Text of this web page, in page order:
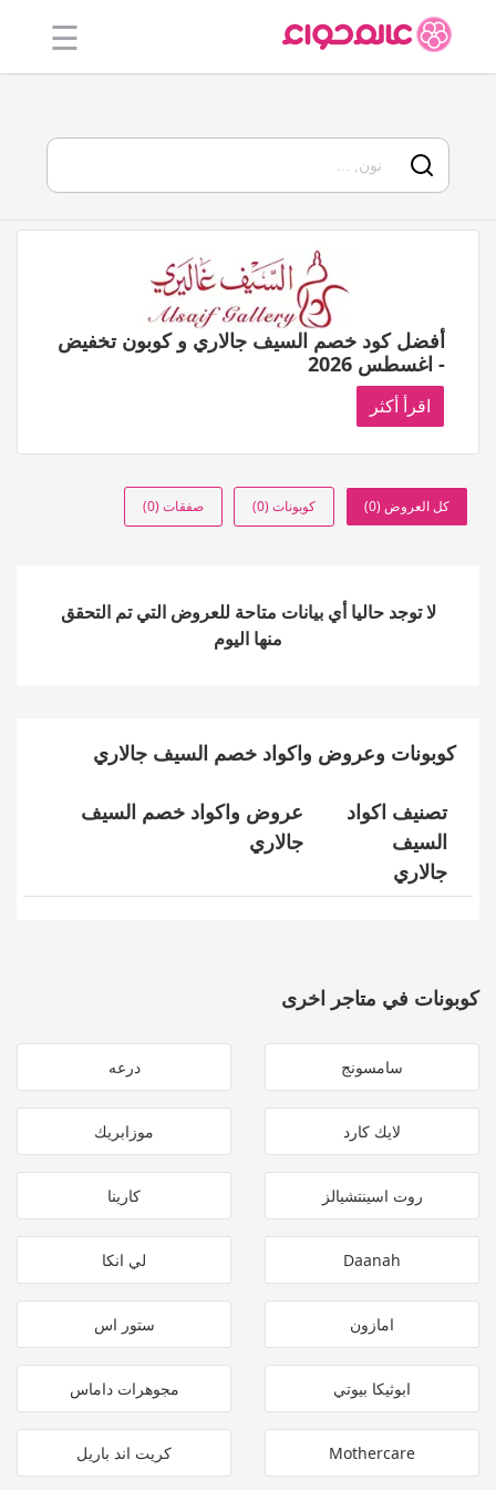
أفضل 20
جميع
المدونة
☰
أفضل كود خصم السيف جالاري و كوبون تخفيض
- اغسطس 2026
اقرأ أكثر
كل العروض (0) كوبونات (0) صفقات (0)
لا توجد حاليا أي بيانات متاحة للعروض التي تم التحقق
منها اليوم
كوبونات وعروض واكواد خصم السيف جالاري
تصنيف اكواد
السيف
جالاري
عروض واكواد خصم السيف
جالاري
كوبونات في متاجر اخرى
سامسونج درعه
لايك كارد موزابريك
روت اسينتشيالز كارينا
Daanah لي انكا
امازون ستور اس
ابوثيكا بيوتي مجوهرات داماس
Mothercare كريت اند باريل